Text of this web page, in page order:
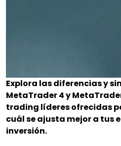
Explora las diferencias y
MetaTrader 4 y
trading líderes ofrecidas
cuál se ajusta mejor a tus
inversión.